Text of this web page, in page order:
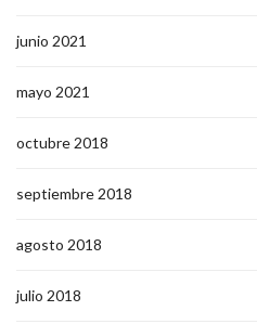
junio 2021
mayo 2021
octubre 2018
septiembre 2018
agosto 2018
julio 2018